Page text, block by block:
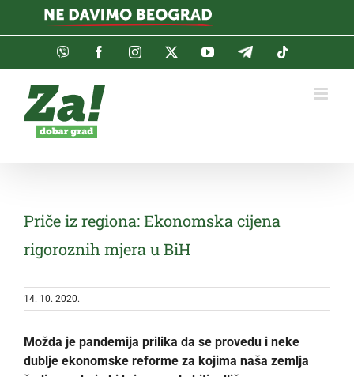
Viber FacebookInstagramTwitterYouTubeTelegram
Priče iz regiona: Ekonomska cijena
rigoroznih mjera u BiH
14. 10. 2020.
Možda je pandemija prilika da se provedu i neke
dublje ekonomske reforme za kojima naša zemlja